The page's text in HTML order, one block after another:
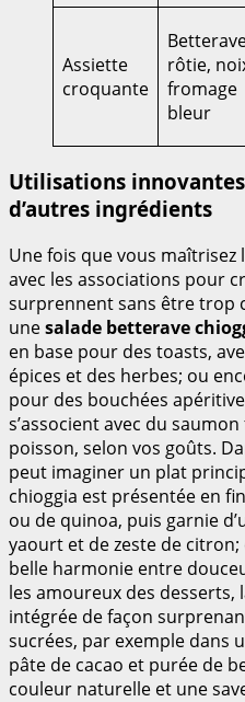
Assiette
croquante
rôtie,
fromage
bleur
Utilisations
d’autres ingrédients
Une fois que vous maîtrisez
avec les associations pour
surprennent sans être trop
unesalade betterave
en base pour des toasts,
épices et des herbes; ou
pour des bouchées
s’associent avec du
poisson, selon vos goûts.
peut imaginer un plat
chioggia est présentée en
ou de quinoa, puis garnie
yaourt et de zeste de
belle harmonie entre
les amoureux des desserts,
intégrée de façon
sucrées, par exemple dans
pâte de cacao et purée de
couleur naturelle et une